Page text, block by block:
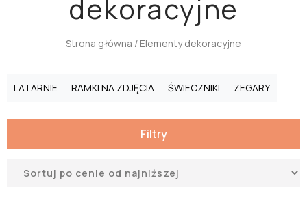
dekoracyjne
Strona główna / Elementy dekoracyjne
LATARNIE RAMKI NA ZDJĘCIA ŚWIECZNIKI ZEGARY
Filtry